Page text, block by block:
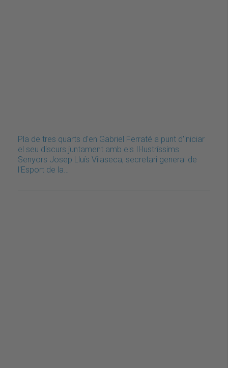
Pla de tres quarts d'en Gabriel Ferraté a punt d'iniciar
el seu discurs juntament amb els Il·lustríssims
Senyors Josep Lluís Vilaseca, secretari general de
l'Esport de la…